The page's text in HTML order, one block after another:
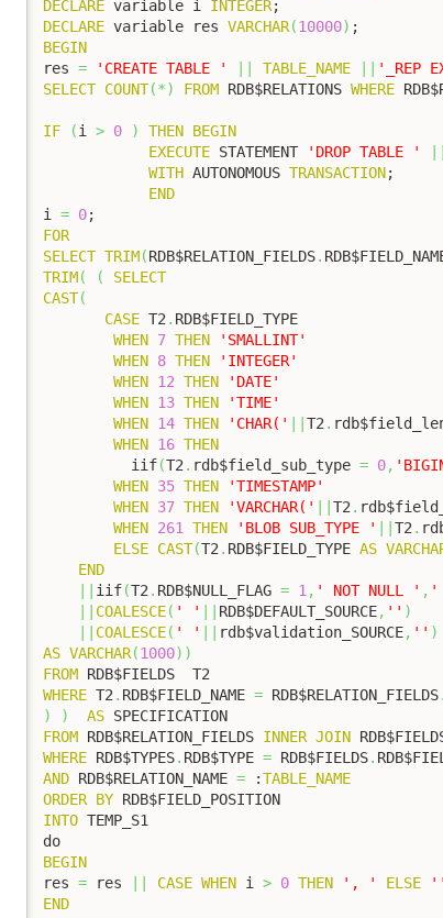
DECLARE variable i INTEGER
DECLARE variable res VARCHAR(10000)
BEGIN
res = 'CREATE TABLE ' TABLE_NAME '_REP
SELECT COUNT(*) FROM RDB$RELATIONS WHERE
IF (i > 0 ) THEN BEGIN
EXECUTE STATEMENT 'DROP TABLE '
WITH AUTONOMOUS TRANSACTION;
END
i = 0
FOR
SELECT TRIM(RDB$RELATION_FIELDS.
TRIM( (
SELECT
CAST(
CASE T2. RDB$FIELD_TYPE
WHEN 7 THEN
'SMALLINT'
WHEN 8 THEN
'INTEGER'
WHEN 12 THEN
'DATE'
WHEN 13 THEN
'TIME'
WHEN 14 THEN 'CHAR(' T2.
WHEN 16 THEN
          iif
(T2. rdb$field_sub_type = 0,
WHEN 35 THEN
'TIMESTAMP'
WHEN 37 THEN 'VARCHAR(' T2.
WHEN 261 THEN 'BLOB SUB_TYPE ' T2.
ELSE CAST(T2. RDB$FIELD_TYPE AS
END
iif(T2. RDB$NULL_FLAG = 1, ' NOT NULL ' , '
COALESCE( ' ' RDB$DEFAULT_SOURCE, '' )
COALESCE( ' ' rdb$validation_SOURCE, '' )
AS VARCHAR(1000) )
FROM
WHERE T2. RDB$FIELD_NAME = RDB$RELATION_FIELDS.
)
) AS
FROM RDB$RELATION_FIELDS INNER JOIN
WHERE RDB$TYPES. RDB$TYPE = RDB$FIELDS.
AND RDB$RELATION_NAME = :TABLE_NAME
ORDER BY
INTO TEMP_S1
BEGIN
res = res CASE WHEN i > 0 THEN ', ' ELSE ''
END